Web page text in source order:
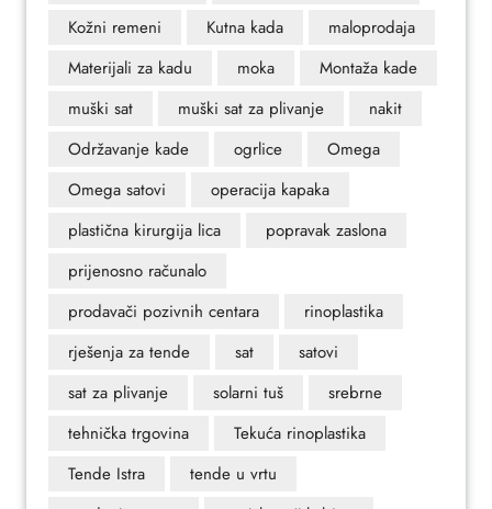
Kožni remeni
Kutna kada
maloprodaja
Materijali za kadu
moka
Montaža kade
muški sat
muški sat za plivanje
nakit
Održavanje kade
ogrlice
Omega
Omega satovi
operacija kapaka
plastična kirurgija lica
popravak zaslona
prijenosno računalo
prodavači pozivnih centara
rinoplastika
rješenja za tende
sat
satovi
sat za plivanje
solarni tuš
srebrne
tehnička trgovina
Tekuća rinoplastika
Tende Istra
tende u vrtu